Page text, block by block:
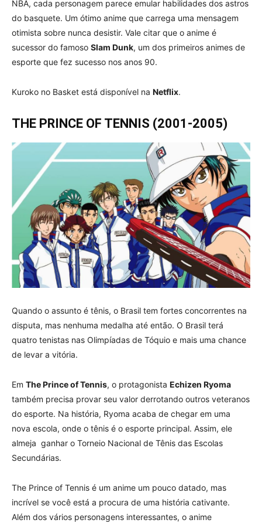
NBA, cada personagem parece emular habilidades dos astros
do basquete. Um ótimo anime que carrega uma mensagem
otimista sobre nunca desistir. Vale citar que o anime é
sucessor do famoso Slam Dunk, um dos primeiros animes de
esporte que fez sucesso nos anos 90.
Kuroko no Basket está disponível na Netflix.
THE PRINCE OF TENNIS (2001-2005)
Quando o assunto é tênis, o Brasil tem fortes concorrentes na
disputa, mas nenhuma medalha até então. O Brasil terá
quatro tenistas nas Olimpíadas de Tóquio e mais uma chance
de levar a vitória.
Em The Prince of Tennis, o protagonista Echizen Ryoma
também precisa provar seu valor derrotando outros veteranos
do esporte. Na história, Ryoma acaba de chegar em uma
nova escola, onde o tênis é o esporte principal. Assim, ele
almeja ganhar o Torneio Nacional de Tênis das Escolas
Secundárias.
The Prince of Tennis é um anime um pouco datado, mas
incrível se você está a procura de uma história cativante.
Além dos vários personagens interessantes, o anime